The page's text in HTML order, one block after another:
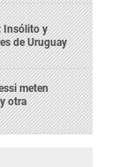
Insólito y
de Uruguay
meten
otra